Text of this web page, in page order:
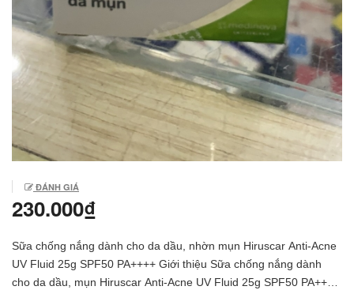
ĐÁNH GIÁ
230.000₫
Sữa chống nắng dành cho da dầu, nhờn mụn Hiruscar Anti-Acne
UV Fluid 25g SPF50 PA++++ Giới thiệu Sữa chống nắng dành
cho da dầu, mụn Hiruscar Anti-Acne UV Fluid 25g SPF50 PA++++